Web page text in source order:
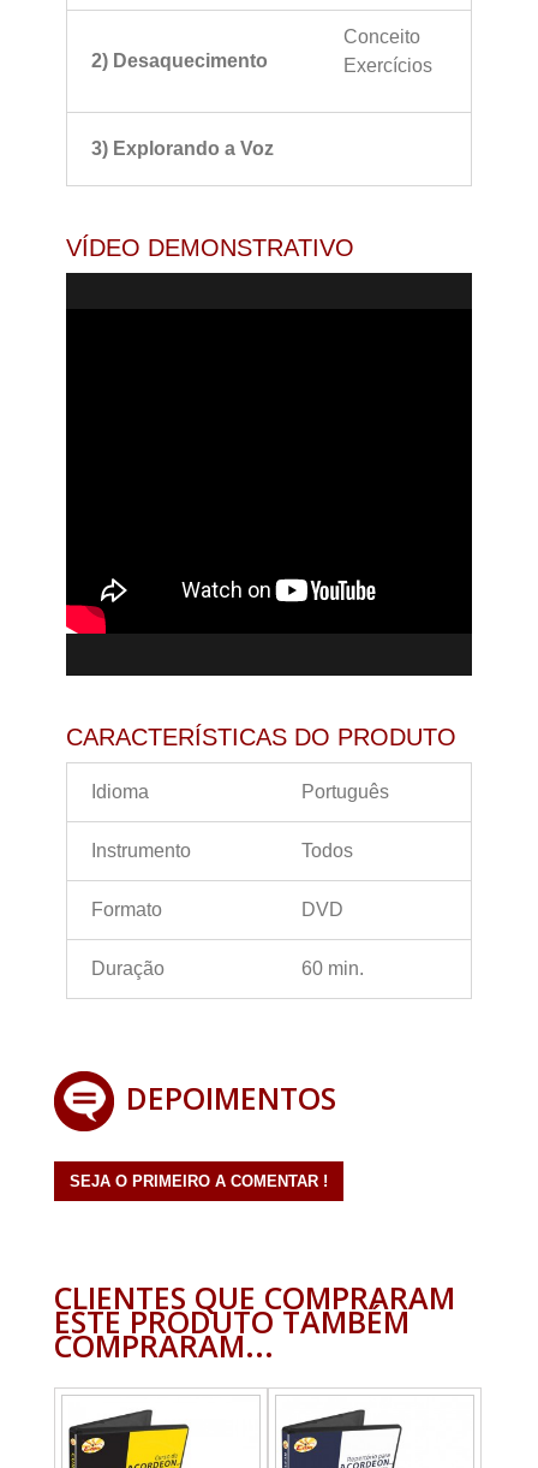
2) Desaquecimento
Conceito
Exercícios
3) Explorando a Voz
VÍDEO DEMONSTRATIVO
CARACTERÍSTICAS DO PRODUTO
Idioma Português
Instrumento Todos
Formato DVD
Duração 60 min.
DEPOIMENTOS
SEJA O PRIMEIRO A COMENTAR !
CLIENTES QUE COMPRARAM
ESTE PRODUTO TAMBÉM
COMPRARAM...